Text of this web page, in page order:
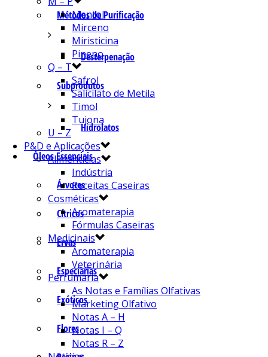
Métodos de Purificação
Desterpenação
Subprodutos
Hidrolatos
Óleos Essenciais
Árvores
Cítricos
Ervas
Especiarias
Exóticos
Flores
Mentol
Mirceno
Miristicina
Pineno
Q – T
Safrol
Salicilato de Metila
Timol
Tujona
U – Z
P&D e Aplicações
Alimentícias
Indústria
Receitas Caseiras
Cosméticas
Aromaterapia
Fórmulas Caseiras
Medicinais
Aromaterapia
Veterinária
Perfumaria
As Notas e Famílias Olfativas
Marketing Olfativo
Notas A – H
Notas I – Q
Notas R – Z